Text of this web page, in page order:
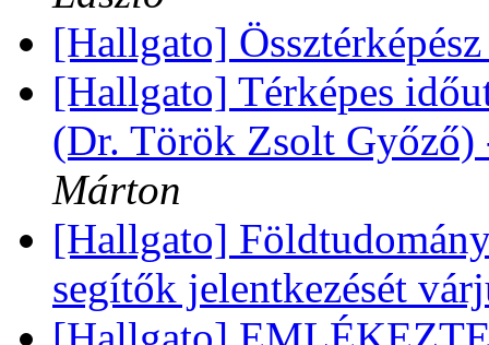
[Hallgato]
[Hallgato] Térképes
(Dr. Török Zsolt
Márton
[Hallgato]
segítők jelentkezését